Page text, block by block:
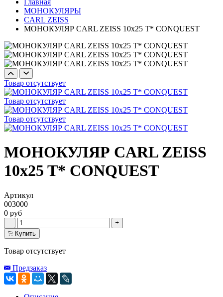
Главная
МОНОКУЛЯРЫ
CARL ZEISS
МОНОКУЛЯР CARL ZEISS 10x25 T* CONQUEST
Товар отсутствует
Товар отсутствует
Товар отсутствует
МОНОКУЛЯР CARL ZEISS
10x25 T* CONQUEST
Артикул
003000
0 руб
Купить
Товар отсутствует
Предзаказ